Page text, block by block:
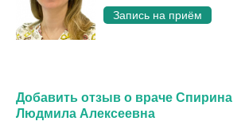
Запись на приём
Добавить отзыв о враче Спирина
Людмила Алексеевна